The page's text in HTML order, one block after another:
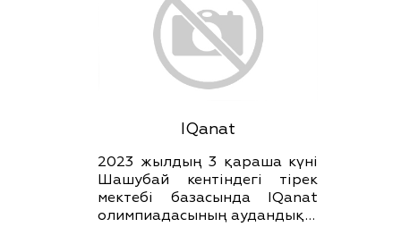
IQanat
2023 жылдың 3 қараша күні
Шашубай кентіндегі тірек
мектебі базасында IQanat
олимпиадасының аудандық…